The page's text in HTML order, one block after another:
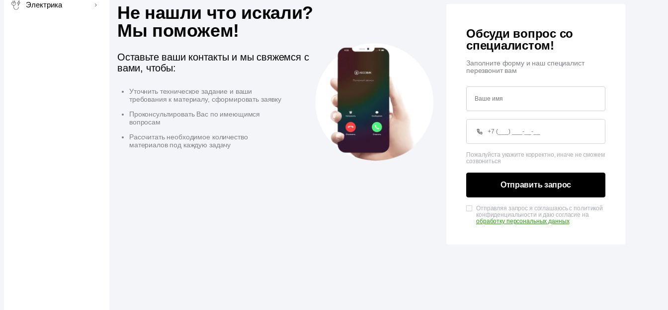
Электрика
Не нашли что искали?
Мы поможем!
Оставьте ваши контакты и мы свяжемся с
вами, чтобы:
Уточнить техническое задание и ваши
требования к материалу, сформировать заявку
Проконсультировать Вас по имеющимся
вопросам
Рассчитать необходимое количество
материалов под каждую задачу
Обсуди вопрос со
специалистом!
Заполните форму и наш специалист
перезвонит вам
Пожалуйста укажите корректно, иначе не сможем
созвониться
Отправить запрос
Отправляя запрос я соглашаюсь с политикой
конфиденциальности и даю согласие на
обработку персональных данных